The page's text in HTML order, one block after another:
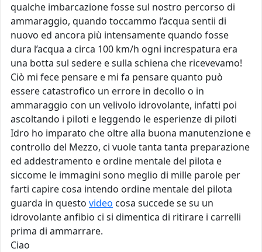
qualche imbarcazione fosse sul nostro percorso di
ammaraggio, quando toccammo l’acqua sentii di
nuovo ed ancora più intensamente quando fosse
dura l’acqua a circa 100 km/h ogni increspatura era
una botta sul sedere e sulla schiena che ricevevamo!
Ciò mi fece pensare e mi fa pensare quanto può
essere catastrofico un errore in decollo o in
ammaraggio con un velivolo idrovolante, infatti poi
ascoltando i piloti e leggendo le esperienze di piloti
Idro ho imparato che oltre alla buona manutenzione e
controllo del Mezzo, ci vuole tanta tanta preparazione
ed addestramento e ordine mentale del pilota e
siccome le immagini sono meglio di mille parole per
farti capire cosa intendo ordine mentale del pilota
guarda in questo video cosa succede se su un
idrovolante anfibio ci si dimentica di ritirare i carrelli
prima di ammarrare.
Ciao